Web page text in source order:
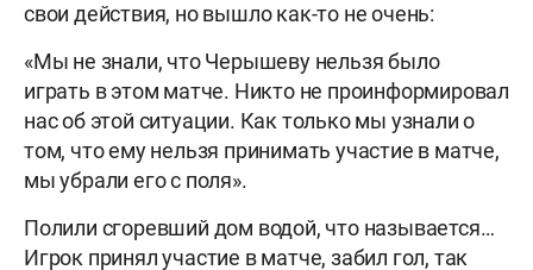
свои действия, но вышло как-то не очень:
«Мы не знали, что Черышеву нельзя было
играть в этом матче. Никто не проинформировал
нас об этой ситуации. Как только мы узнали о
том, что ему нельзя принимать участие в матче,
мы убрали его с поля».
Полили сгоревший дом водой, что называется…
Игрок принял участие в матче, забил гол, так